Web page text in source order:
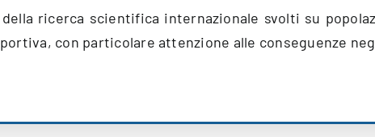
ricerca scientifica internazionale svolti su
con particolare attenzione alle conseguenze